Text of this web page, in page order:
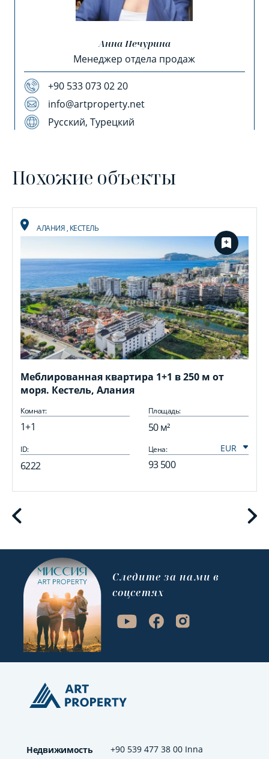
Анна Печурина
Менеджер отдела продаж
+90 533 073 02 20
info@artproperty.net
Русский, Турецкий
Похожие объекты
АЛАНИЯ, КЕСТЕЛЬ
Меблированная квартира 1+1 в 250 м от
моря. Кестель, Алания
Комнат:
1+1
Площадь:
50 м²
ID:
6222
Цена:
93 500
+90 539 477 38 00 Inna
Недвижимость
Cледите за нами в
соцсетях